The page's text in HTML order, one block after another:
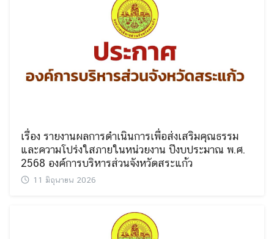
เรื่อง รายงานผลการดำเนินการเพื่อส่งเสริมคุณธรรม
และความโปร่งใสภายในหน่วยงาน ปีงบประมาณ พ.ศ.
2568 องค์การบริหารส่วนจังหวัดสระแก้ว
11 มิถุนายน 2026